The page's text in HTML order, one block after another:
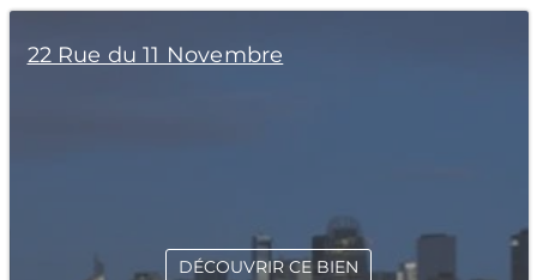
22 Rue du 11 Novembre
DÉCOUVRIR CE BIEN